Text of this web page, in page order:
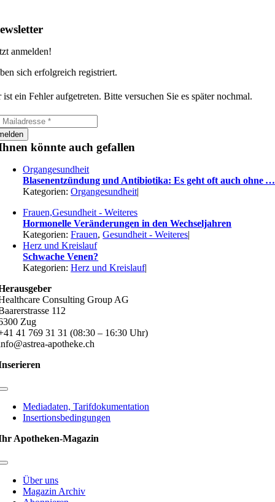
anmelden!
sich erfolgreich registriert.
ist ein Fehler aufgetreten. Bitte versuchen Sie es später nochmal.
könnte auch gefallen
Organgesundheit
Blasenentzündung und Antibiotika: Es geht oft auch ohne …
Kategorien:Organgesundheit|
Frauen,Gesundheit - Weiteres
Hormonelle Veränderungen in den Wechseljahren
Kategorien:Frauen,Gesundheit - Weiteres|
Herz und Kreislauf
Schwache Venen?
Kategorien:Herz und Kreislauf|
Consulting Group AG
112
Zug
41 769 31 31 (08:30 – 16:30 Uhr)
apotheke.ch
Toggle
NavigationMediadaten, Tarifdokumentation
Insertionsbedingungen
Apotheken-Magazin
Toggle
NavigationÜber uns
Magazin Archiv